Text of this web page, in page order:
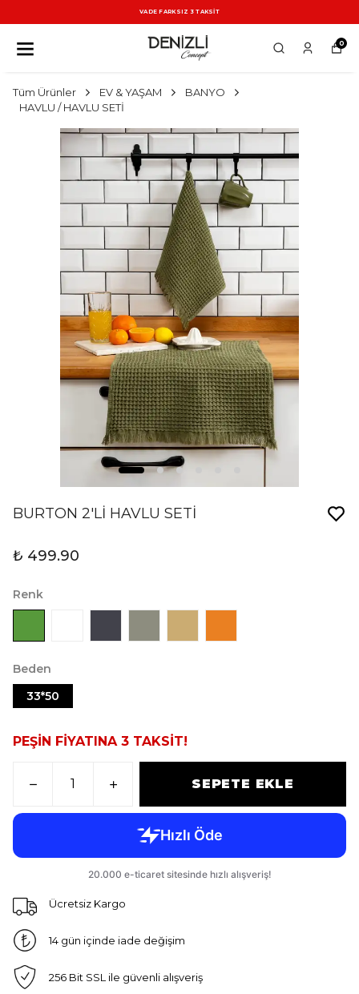
VADE FARKSIZ 3 TAKSİT
0
Tüm Ürünler EV & YAŞAM
BANYO
HAVLU / HAVLU SETİ
BURTON 2'Lİ HAVLU SETİ
₺ 499.90
Renk
Beden
33*50
PEŞİN FİYATINA 3 TAKSİT!
SEPETE EKLE
Ücretsiz Kargo
14 gün içinde iade değişim
256 Bit SSL ile güvenli alışveriş